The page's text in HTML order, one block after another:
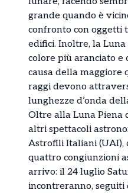
grande quando è
confronto con oggetti
edifici. Inoltre, la
colore più aranciato e
causa della maggiore
raggi devono
lunghezze d’onda
Oltre alla Luna Piena
altri spettacoli
Astrofili Italiani (UAI),
quattro congiunzioni
arrivo: il 24 luglio
incontreranno,